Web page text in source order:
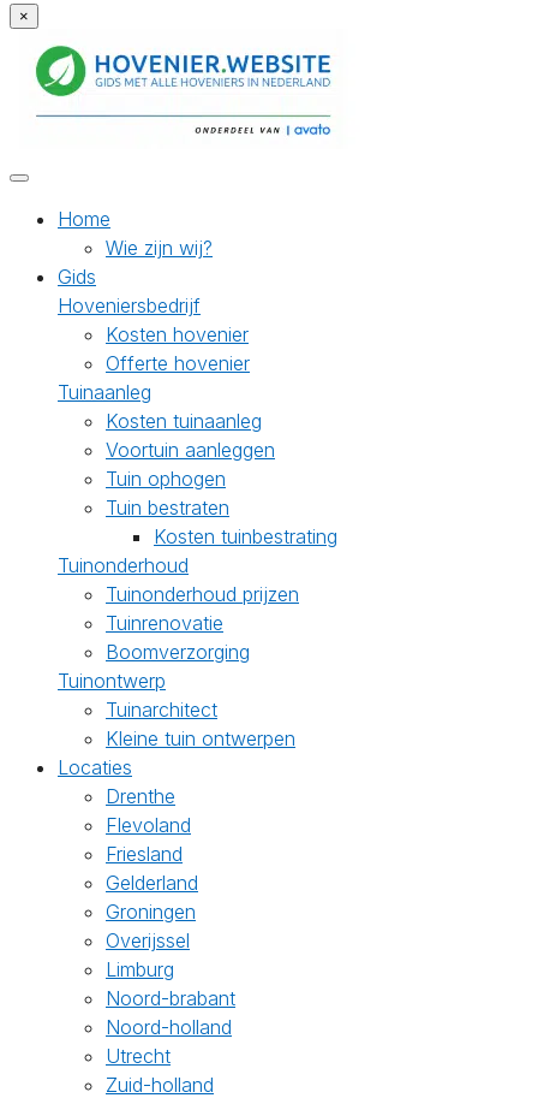
×
Home
Wie zijn wij?
Gids
Hoveniersbedrijf
Kosten hovenier
Offerte hovenier
Tuinaanleg
Kosten tuinaanleg
Voortuin aanleggen
Tuin ophogen
Tuin bestraten
Kosten tuinbestrating
Tuinonderhoud
Tuinonderhoud prijzen
Tuinrenovatie
Boomverzorging
Tuinontwerp
Tuinarchitect
Kleine tuin ontwerpen
Locaties
Drenthe
Flevoland
Friesland
Gelderland
Groningen
Overijssel
Limburg
Noord-brabant
Noord-holland
Utrecht
Zuid-holland